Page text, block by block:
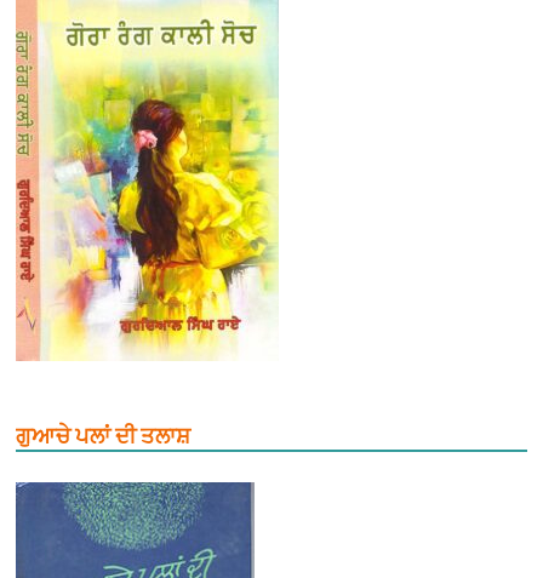
ਗੁਆਚੇ ਪਲਾਂ ਦੀ ਤਲਾਸ਼